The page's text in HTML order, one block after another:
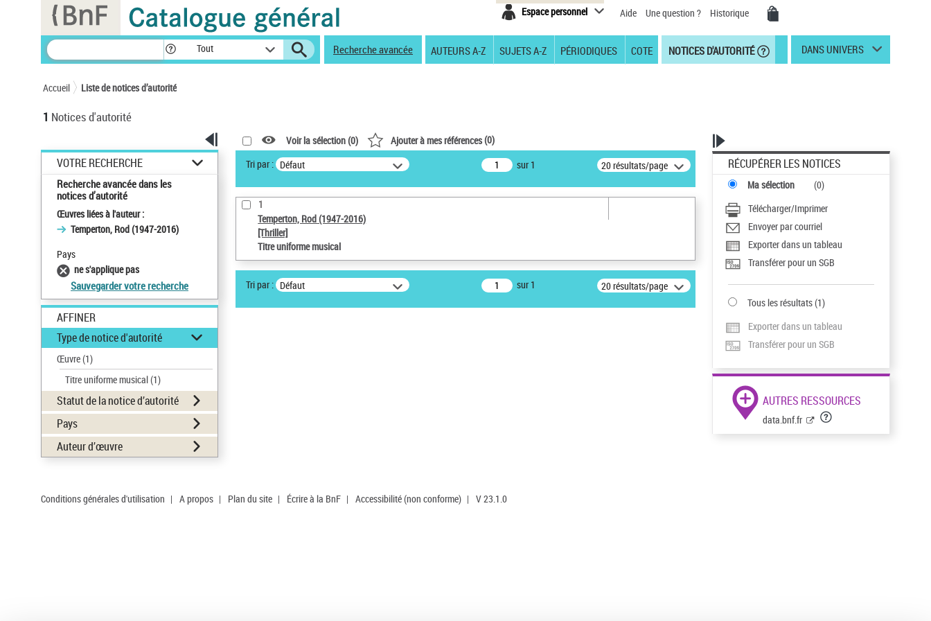
Espace personnel Aide Une question ? Historique
Tout Recherche avancée AUTEURS A-Z SUJETS A-Z PÉRIODIQUES COTE NOTICES D'AUTORITÉ DANS UNIVERS
Accueil Liste de notices d’autorité
1 Notices d'autorité
VOTRE RECHERCHE
Recherche avancée dans les
notices d’autorité
Œuvres liées à l'auteur :
Temperton, Rod (1947-2016)
Pays
ne s'applique pas
Sauvegarder votre recherche
AFFINER
Type de notice d'autorité
Œuvre(1)
Titre uniforme musical(1)
Statut de la notice d’autorité
Pays
Auteur d’œuvre
Voir la sélection (0) Ajouter à mes références(0)
Tri par : Défaut sur 1 20 résultats/page
1
Temperton, Rod (1947-2016)
[Thriller]
Titre uniforme musical
Tri par : Défaut sur 1 20 résultats/page
RÉCUPÉRER LES NOTICES
Ma sélection (0)
Télécharger/Imprimer
Envoyer par courriel
Exporter dans un tableau
Transférer pour un SGB
Tous les résultats(1)
Exporter dans un tableau
Transférer pour un SGB
AUTRES RESSOURCES
data.bnf.fr
Conditions générales d'utilisation | A propos | Plan du site | Écrire à la BnF | Accessibilité (non conforme) | V 23.1.0
Panneau de gestion des cookies